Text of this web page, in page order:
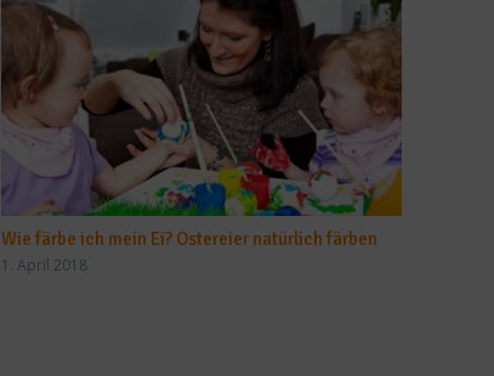
Wie färbe ich mein Ei? Ostereier natürlich färben
1. April 2018